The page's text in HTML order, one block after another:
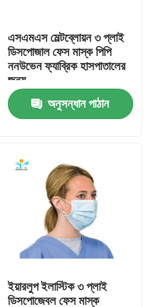
rall
এসএমএস মেল্টব্লোয়ন ৩ প্লাই
ডিসপোজাল ফেস মাস্ক পিপি
ননউভেন ফ্যাব্রিক হাসপাতালের
জন্য
অনুসন্ধান পাঠান
ইয়ারলুপ ইলাস্টিক ৩ প্লাই
ডিসপোজেবল ফেস মাস্ক